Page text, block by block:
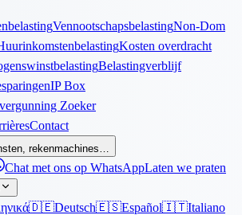
VennootschapsbelastingNon-Dom
Kosten overdracht
Belastingverblijf
IP Box
Zoeker
Contact
rekenmachines…
Chat met ons op WhatsAppLaten we praten
🇩🇪Deutsch🇪🇸Español🇮🇹Italiano